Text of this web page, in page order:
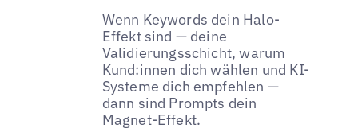
Wenn Keywords dein Halo-
Effekt sind — deine
Validierungsschicht, warum
Kund:innen dich wählen und KI-
Systeme dich empfehlen —
dann sind Prompts dein
Magnet-Effekt.